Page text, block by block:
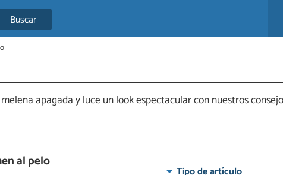
Buscar
apagada y luce un look espectacular con nuestros
al pelo